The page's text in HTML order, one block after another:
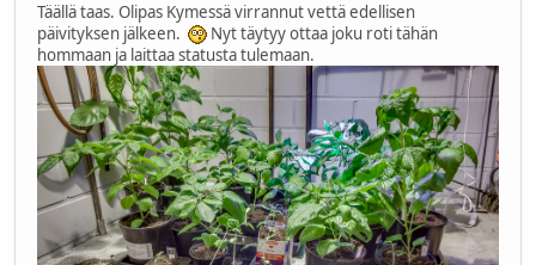
Täällä taas. Olipas Kymessä virrannut vettä edellisen
päivityksen jälkeen.
Nyt täytyy ottaa joku roti tähän
hommaan ja laittaa statusta tulemaan.